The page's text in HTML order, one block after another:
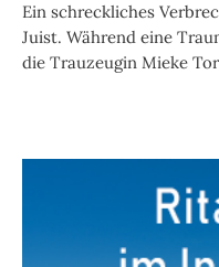
Ein schreckliches
Juist. Während eine
die Trauzeugin Mieke